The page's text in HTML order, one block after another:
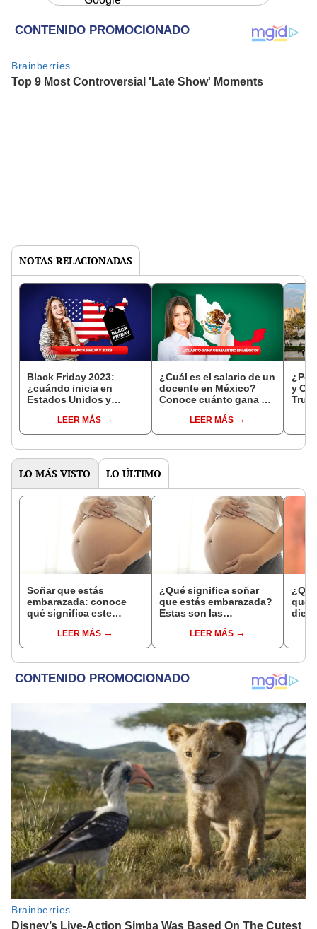
NOTAS RELACIONADAS
Black Friday 2023:
¿cuándo inicia en
Estados Unidos y
descuentos?
LEER MÁS
¿Cuál es el salario de un
docente en México?
Conoce cuánto gana un
LEER MÁS
¿Por
y
LO MÁS VISTO LO ÚLTIMO
Soñar que estás
embarazada: conoce
qué significa este
LEER MÁS
¿Qué significa soñar
que estás embarazada?
Estas son las
comunesLEER MÁS
que